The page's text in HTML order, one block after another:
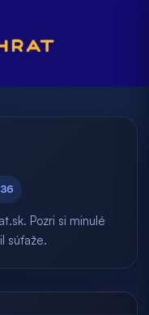
Pozri si minulé
súťaže.